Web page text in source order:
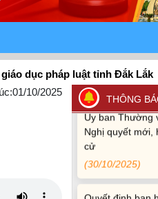
01/10/2025
THÔNG
(12/11/2025)
Nghị quyết mới,
cử
(30/10/2025)
Quyết định ban
viên Hội đồng
(22/10/2025)